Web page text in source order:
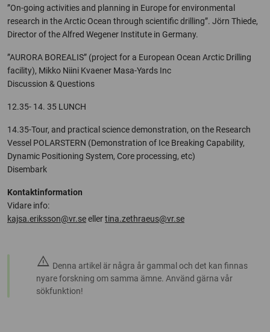
”On-going activities and planning in Europe for environmental
research in the Arctic Ocean through scientific drilling”. Jörn Thiede,
Director of the Alfred Wegener Institute in Germany.
”AURORA BOREALIS” (project for a European Ocean Arctic Drilling
facility), Mikko Niini Kvaener Masa-Yards Inc
Discussion & Questions
12.35- 14. 35 LUNCH
14.35-Tour, and practical science demonstration, on the Research
Vessel POLARSTERN (Demonstration of Ice Breaking Capability,
Dynamic Positioning System, Core processing, etc)
Disembark
Kontaktinformation
Vidare info:
kajsa.eriksson@vr.seellertina.zethraeus@vr.se
warning Denna artikel är några år gammal och det kan finnas
nyare forskning om samma ämne. Använd gärna vår
sökfunktion!